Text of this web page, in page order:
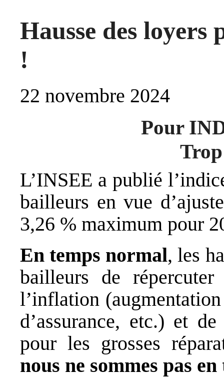
Hausse des loyers
!
22 novembre 2024
Pour
L’INSEE a publié
bailleurs en vue
3,26 % maximum pour
En temps normal, les
bailleurs de
l’inflation
d’assurance, etc.) et
pour les grosses
nous ne sommes pas